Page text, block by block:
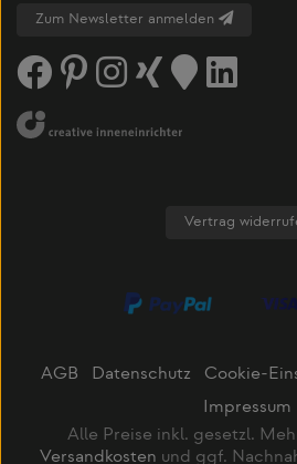
Zum Newsletter anmelden
Vertrag
AGB Datenschutz Cookie-
Impressum
Alle Preise inkl. gesetzl.
Versandkosten und ggf.